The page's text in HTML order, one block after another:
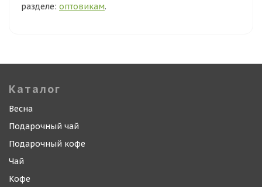
разделе: оптовикам.
Каталог
Весна
Подарочный чай
Подарочный кофе
Чай
Кофе